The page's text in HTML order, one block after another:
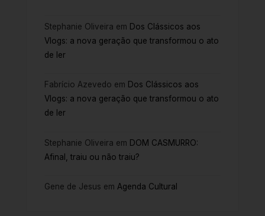
Stephanie Oliveira em Dos Clássicos aos
Vlogs: a nova geração que transformou o ato
de ler
Fabrício Azevedo em Dos Clássicos aos
Vlogs: a nova geração que transformou o ato
de ler
Stephanie Oliveira em DOM CASMURRO:
Afinal, traiu ou não traiu?
Gene de Jesus em Agenda Cultural